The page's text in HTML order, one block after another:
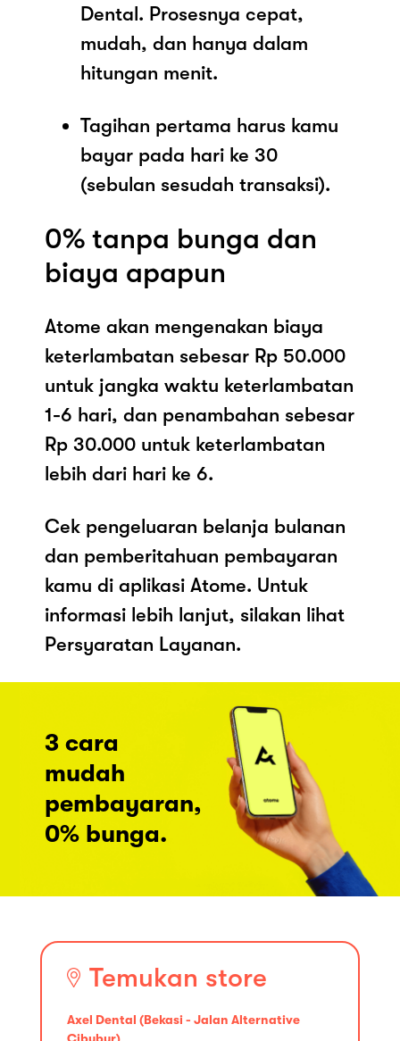
Dental. Prosesnya cepat,
mudah, dan hanya dalam
hitungan menit.
Tagihan pertama harus kamu
bayar pada hari ke 30
(sebulan sesudah transaksi).
0% tanpa bunga dan
biaya apapun
Atome akan mengenakan biaya
keterlambatan sebesar Rp 50.000
untuk jangka waktu keterlambatan
1-6 hari, dan penambahan sebesar
Rp 30.000 untuk keterlambatan
lebih dari hari ke 6.
Cek pengeluaran belanja bulanan
dan pemberitahuan pembayaran
kamu di aplikasi Atome. Untuk
informasi lebih lanjut, silakan lihat
Persyaratan Layanan.
3 cara
mudah
pembayaran,
0% bunga.
Temukan store
Axel Dental (Bekasi - Jalan Alternative